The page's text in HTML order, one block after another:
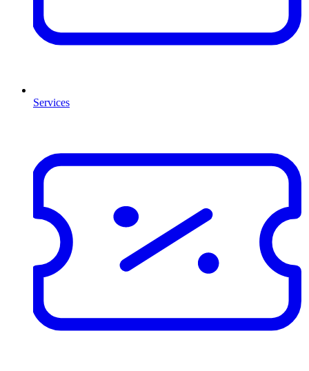
Services